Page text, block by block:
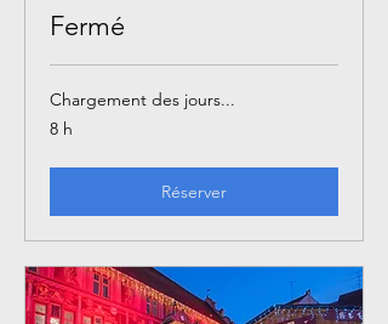
Fermé
Chargement des jours...
8 h
Réserver